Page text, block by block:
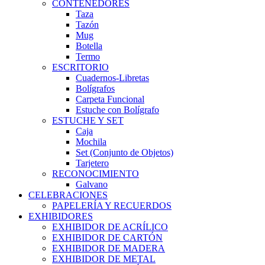
CONTENEDORES
Taza
Tazón
Mug
Botella
Termo
ESCRITORIO
Cuadernos-Libretas
Bolígrafos
Carpeta Funcional
Estuche con Bolígrafo
ESTUCHE Y SET
Caja
Mochila
Set (Conjunto de Objetos)
Tarjetero
RECONOCIMIENTO
Galvano
CELEBRACIONES
PAPELERÍA Y RECUERDOS
EXHIBIDORES
EXHIBIDOR DE ACRÍLICO
EXHIBIDOR DE CARTÓN
EXHIBIDOR DE MADERA
EXHIBIDOR DE METAL